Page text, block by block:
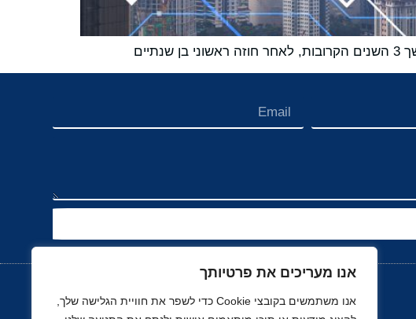
אנו מעריכים את פרטיותך
אנו משתמשים בקובצי Cookie כדי לשפר את חוויית הגלישה שלך,